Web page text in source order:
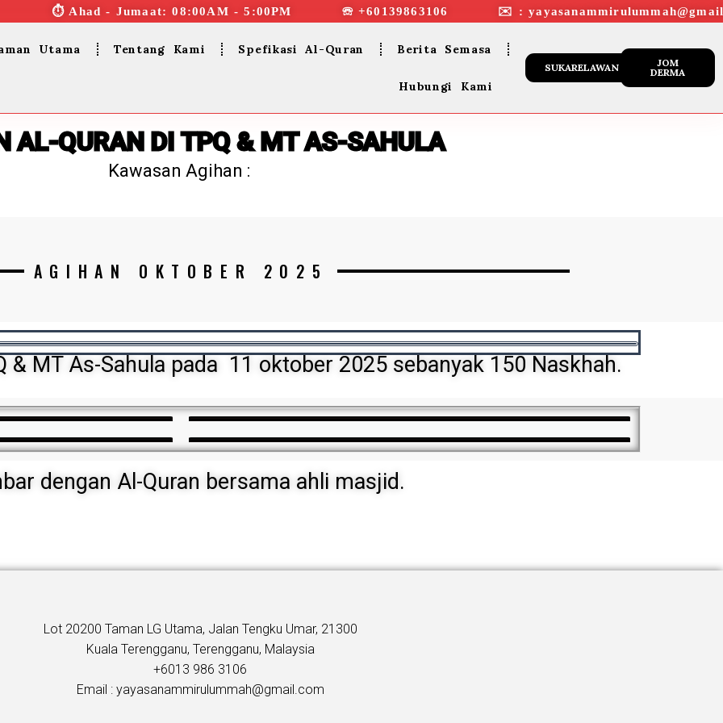
⏱︎ Ahad - Jumaat: 08:00AM - 5:00PM ☏ +60139863106 ✉︎ :
Utama Tentang Kami Spefikasi Al-Quran Berita Semasa
Hubungi Kami
SUKARELAWAN
JOM
DERMA
AL-QURAN DI TPQ & MT AS-SAHULA
Kawasan Agihan :
AGIHAN OKTOBER 2025
& MT As-Sahula pada 11 oktober 2025 sebanyak 150 Naskhah.
dengan Al-Quran bersama ahli masjid.
Lot 20200 Taman LG Utama, Jalan Tengku Umar, 21300
Kuala Terengganu, Terengganu, Malaysia
+6013 986 3106
Email : yayasanammirulummah@gmail.com